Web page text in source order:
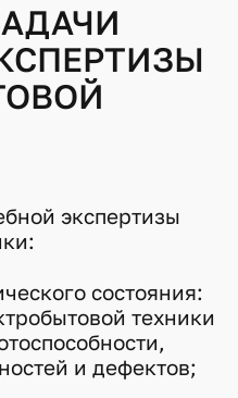
экспертизы
состояния:
техники
и дефектов;